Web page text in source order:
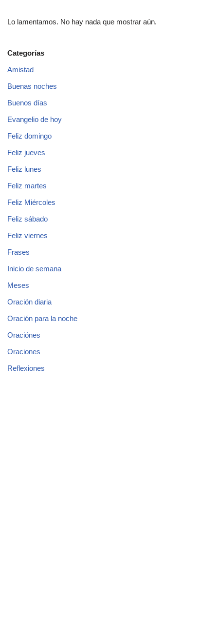
Lo lamentamos. No hay nada que mostrar aún.
Categorías
Amistad
Buenas noches
Buenos días
Evangelio de hoy
Feliz domingo
Feliz jueves
Feliz lunes
Feliz martes
Feliz Miércoles
Feliz sábado
Feliz viernes
Frases
Inicio de semana
Meses
Oración diaria
Oración para la noche
Oraciónes
Oraciones
Reflexiones